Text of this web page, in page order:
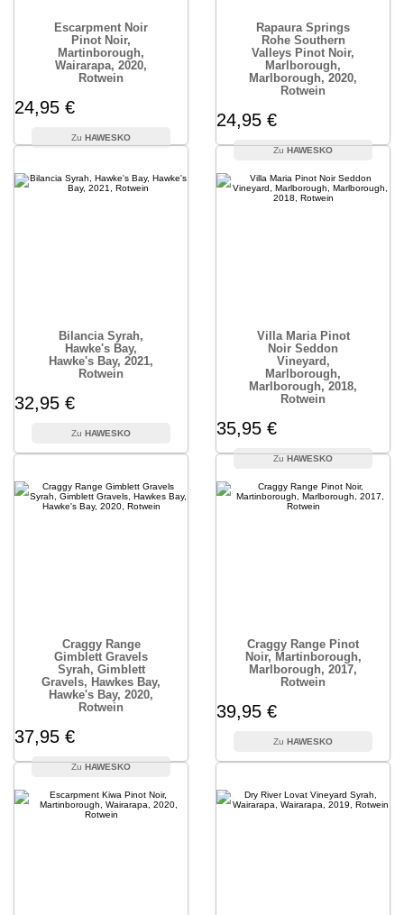
Escarpment Noir
Pinot Noir,
Martinborough,
Wairarapa, 2020,
Rotwein
24,95 €
HAWESKO
Rapaura Springs
Rohe Southern
Valleys Pinot Noir,
Marlborough,
Marlborough, 2020,
Rotwein
24,95 €
HAWESKO
Bilancia Syrah,
Hawke's Bay,
Hawke's Bay, 2021,
Rotwein
32,95 €
HAWESKO
Villa Maria Pinot
Noir Seddon
Vineyard,
Marlborough,
Marlborough, 2018,
Rotwein
35,95 €
HAWESKO
Craggy Range
Gimblett Gravels
Syrah, Gimblett
Gravels, Hawkes Bay,
Hawke's Bay, 2020,
Rotwein
37,95 €
HAWESKO
Craggy Range Pinot
Noir, Martinborough,
Marlborough, 2017,
Rotwein
39,95 €
HAWESKO